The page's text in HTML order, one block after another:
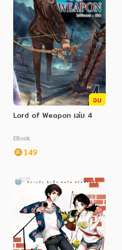
จบ
Lord of Weapon เล่ม 4
EBook
149